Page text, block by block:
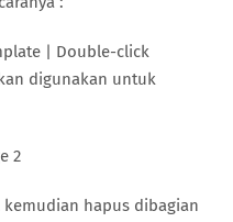
| Double-click
digunakan untuk
2
kemudian hapus dibagian